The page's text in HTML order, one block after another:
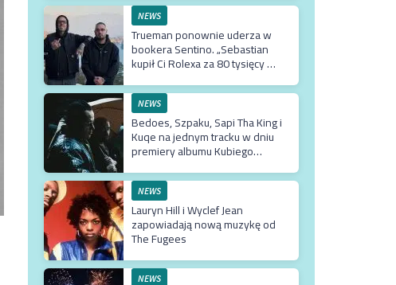
NEWS
Trueman ponownie uderza w
bookera Sentino. „Sebastian
kupił Ci Rolexa za 80 tysięcy w
krzywe umowy”
NEWS
Bedoes, Szpaku, Sapi Tha King i
Kuqe na jednym tracku w dniu
premiery albumu Kubiego
NEWS
Lauryn Hill i Wyclef Jean
zapowiadają nową muzykę od
The Fugees
NEWS